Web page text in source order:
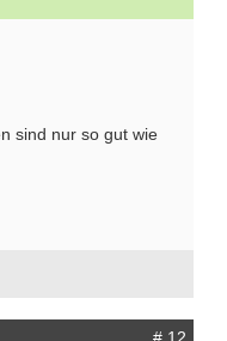
sind nur so gut wie
# 12